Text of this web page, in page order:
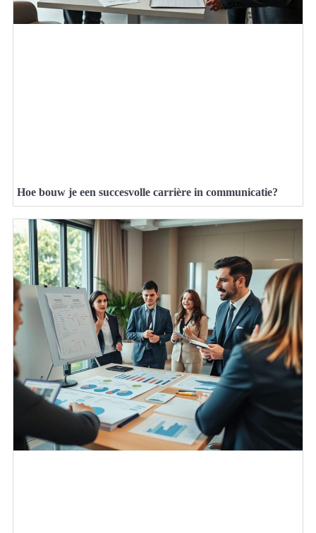
Hoe bouw je een succesvolle carrière in communicatie?